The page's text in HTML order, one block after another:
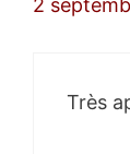
2
Très